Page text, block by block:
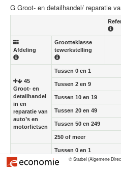
G Groot- en detailhandel/ reparatie
Afdeling
Grootteklasse
tewerkstelling
45
Groot- en
detailhandel
in en
reparatie van
auto’s en
motorfietsen
Tussen 0 en 1
Tussen 2 en 9
Tussen 10 en 19
Tussen 20 en 49
Tussen 50 en 249
250 of meer
46
Groothandel,
Tussen 0 en 1
Tussen 2 en 9
© Statbel (Algemene